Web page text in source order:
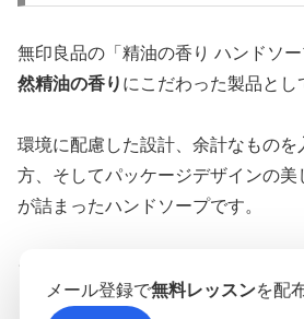
無印良品の「精油の香り ハンドソー
然精油の香り にこだわった製品とし
環境に配慮した設計、余計なもの
方、そしてパッケージデザインの美
が詰まったハンドソープです。
ラインナップは複数ありますが、特
と注目されているのが以下の2種類
メール登録で無料レッスンを配